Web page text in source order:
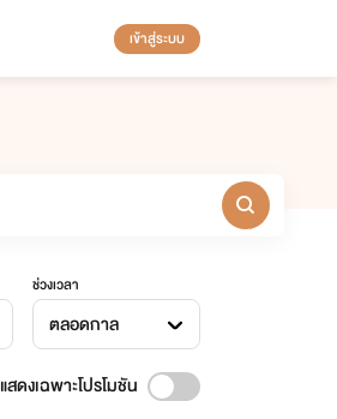
เข้าสู่ระบบ
ช่วงเวลา
ตลอดกาล
แสดงเฉพาะโปรโมชัน